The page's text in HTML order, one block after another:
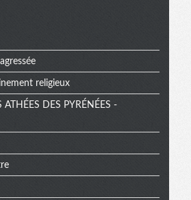
religieux
DES PYRÉNÉES -